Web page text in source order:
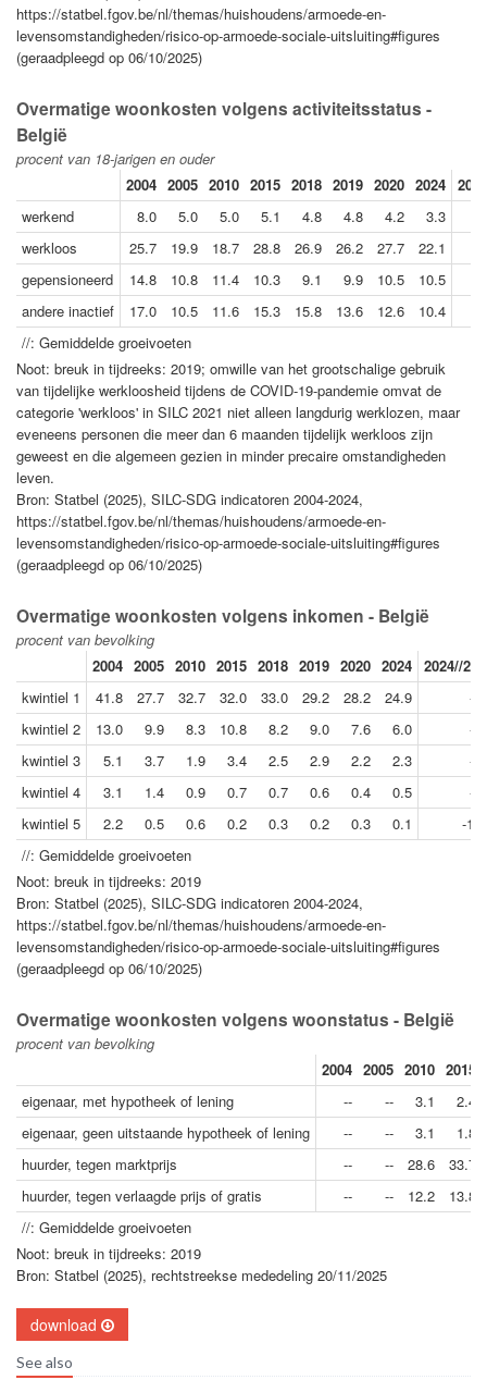
https://statbel.fgov.be/nl/themas/huishoudens/armoede-en-
levensomstandigheden/risico-op-armoede-sociale-uitsluiting#figures
(geraadpleegd op 06/10/2025)
Overmatige woonkosten volgens activiteitsstatus -
België
procent van 18-jarigen en ouder
2004 2005 2010 2015 2018 2019 2020 2024
werkend
8.0 5.0 5.0 5.1 4.8 4.8 4.2
3.3
werkloos
25.7 19.9 18.7 28.8 26.9 26.2 27.7
22.1
gepensioneerd
14.8 10.8 11.4 10.3 9.1 9.9 10.5
10.5
andere inactief
17.0 10.5 11.6 15.3 15.8 13.6 12.6
10.4
//: Gemiddelde groeivoeten
Noot: breuk in tijdreeks: 2019; omwille van het grootschalige gebruik
van tijdelijke werkloosheid tijdens de COVID-19-pandemie omvat de
categorie 'werkloos' in SILC 2021 niet alleen langdurig werklozen, maar
eveneens personen die meer dan 6 maanden tijdelijk werkloos zijn
geweest en die algemeen gezien in minder precaire omstandigheden
leven.
Bron: Statbel (2025), SILC-SDG indicatoren 2004-2024,
https://statbel.fgov.be/nl/themas/huishoudens/armoede-en-
levensomstandigheden/risico-op-armoede-sociale-uitsluiting#figures
(geraadpleegd op 06/10/2025)
Overmatige woonkosten volgens inkomen - België
procent van bevolking
2004 2005 2010 2015 2018 2019 2020 2024 2024//
kwintiel 1
41.8 27.7 32.7 32.0 33.0 29.2 28.2 24.9
-
kwintiel 2
13.0 9.9 8.3 10.8 8.2 9.0 7.6 6.0
-
kwintiel 3
5.1 3.7 1.9 3.4 2.5 2.9 2.2 2.3
-
kwintiel 4
3.1 1.4 0.9 0.7 0.7 0.6 0.4 0.5
-
kwintiel 5
2.2 0.5 0.6 0.2 0.3 0.2 0.3 0.1
-
//: Gemiddelde groeivoeten
Noot: breuk in tijdreeks: 2019
Bron: Statbel (2025), SILC-SDG indicatoren 2004-2024,
https://statbel.fgov.be/nl/themas/huishoudens/armoede-en-
levensomstandigheden/risico-op-armoede-sociale-uitsluiting#figures
(geraadpleegd op 06/10/2025)
Overmatige woonkosten volgens woonstatus - België
procent van bevolking
2004 2005 2010 2015
eigenaar, met hypotheek of lening
-- -- 3.1
2.4
eigenaar, geen uitstaande hypotheek of lening
-- -- 3.1
1.8
huurder, tegen marktprijs
-- -- 28.6
33.7
huurder, tegen verlaagde prijs of gratis
-- -- 12.2
13.8
//: Gemiddelde groeivoeten
Noot: breuk in tijdreeks: 2019
Bron: Statbel (2025), rechtstreekse mededeling 20/11/2025
download
See also